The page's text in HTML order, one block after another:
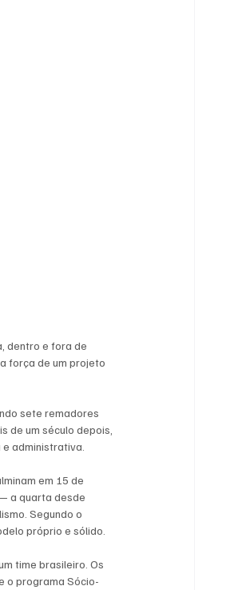
dentro e fora de
força de um projeto
sete remadores
de um século depois,
administrativa.
em 15 de
a quarta desde
Segundo o
próprio e sólido.
time brasileiro. Os
o programa Sócio-